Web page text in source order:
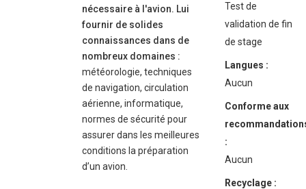
nécessaire à l'avion. Lui
fournir de solides
connaissances dans de
nombreux domaines :
météorologie, techniques
de navigation, circulation
aérienne, informatique,
normes de sécurité pour
assurer dans les meilleures
conditions la préparation
d’un avion.
Test de
validation de fin
de stage
Langues :
Aucun
Conforme aux
:
Aucun
Recyclage :